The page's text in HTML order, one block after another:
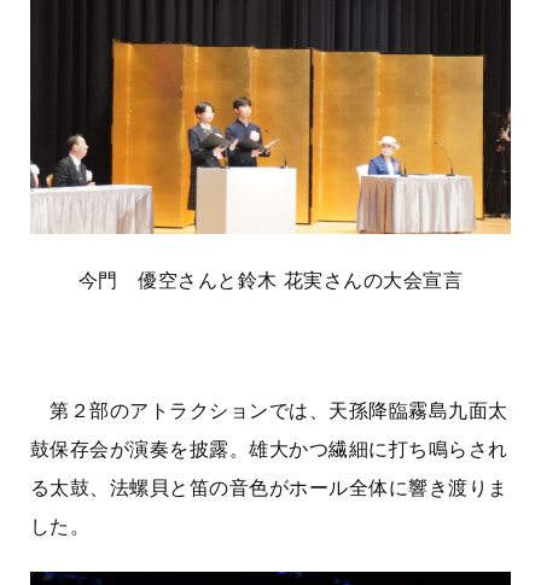
今門 優空さんと鈴木 花実さんの大会宣言
第２部のアトラクションでは、天孫降臨霧島九面太
鼓保存会が演奏を披露。雄大かつ繊細に打ち鳴らされ
る太鼓、法螺貝と笛の音色がホール全体に響き渡りま
した。